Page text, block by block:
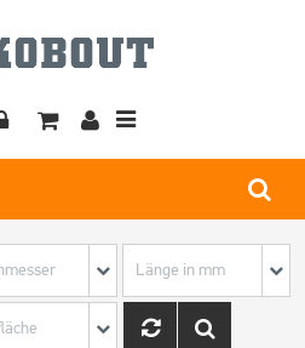
Toggle